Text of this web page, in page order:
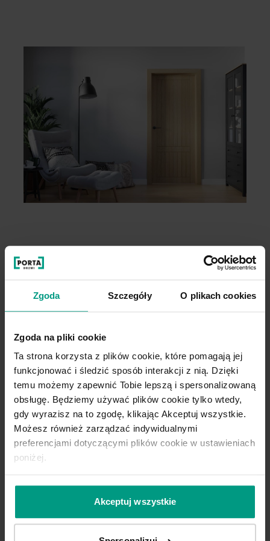
Zgoda Szczegóły O plikach cookies
Zgoda na pliki cookie
Ta strona korzysta z plików cookie, które pomagają jej
funkcjonować i śledzić sposób interakcji z nią. Dzięki
temu możemy zapewnić Tobie lepszą i spersonalizowaną
obsługę. Będziemy używać plików cookie tylko wtedy,
gdy wyrazisz na to zgodę, klikając Akceptuj wszystkie.
Możesz również zarządzać indywidualnymi
preferencjami dotyczącymi plików cookie w ustawieniach
poniżej.
Akceptuj wszystkie
Wygodny wybór
Kupuj WYGODNIE w komplecie. W
PORTA podpowiadamy najlepsze
rozwiązania do kolekcji, którą
DO TEJ KOLEKCJI IDEALNIE PASUJE
OŚCIEŻNICAPORTA SYSTEM
ELEGANCE
Zapytaj o nią w punkcie sprzedaży!